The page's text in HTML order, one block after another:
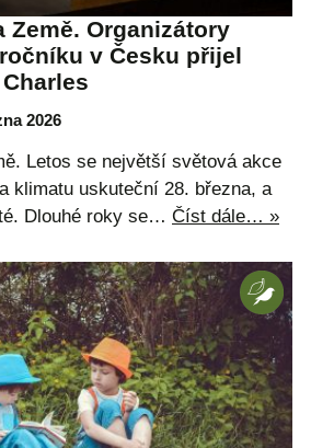
Země. Organizátory
v Česku přijel
2026
Letos se největší světová akce
klimatu uskuteční 28. března, a
Dlouhé roky se… Číst dále… »